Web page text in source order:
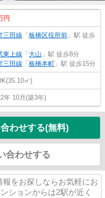
円
三田線 「 板橋区役所前 」駅 徒歩
東上線 「 大山 」駅 徒歩8分
三田線 「 板橋本町 」駅 徒歩15分
㎡)
年 10月(築3年)
わせする(無料)
合わせする
報をお探しならお気軽にお
ションからは2駅が近く